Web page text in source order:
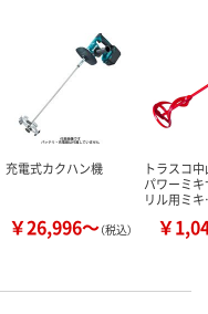
充電式カクハン機
￥26,996～（税込）
トラスコ
パワーミ
リル用ミ
￥